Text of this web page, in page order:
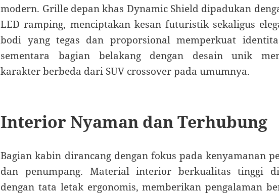
modern. Grille depan khas Dynamic Shield dipadukan
LED ramping, menciptakan kesan futuristik sekaligus
bodi yang tegas dan proporsional memperkuat
sementara bagian belakang dengan desain unik
karakter berbeda dari SUV crossover pada umumnya.
Interior Nyaman dan Terhubung
Bagian kabin dirancang dengan fokus pada kenyamanan
dan penumpang. Material interior berkualitas tinggi
dengan tata letak ergonomis, memberikan pengalaman